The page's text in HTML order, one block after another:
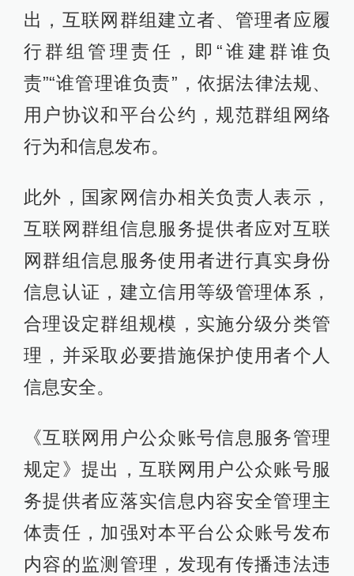
出，互联网群组建立者、管理者应履
行群组管理责任，即“谁建群谁负
责”“谁管理谁负责”，依据法律法规、
用户协议和平台公约，规范群组网络
行为和信息发布。
此外，国家网信办相关负责人表示，
互联网群组信息服务提供者应对互联
网群组信息服务使用者进行真实身份
信息认证，建立信用等级管理体系，
合理设定群组规模，实施分级分类管
理，并采取必要措施保护使用者个人
信息安全。
《互联网用户公众账号信息服务管理
规定》提出，互联网用户公众账号服
务提供者应落实信息内容安全管理主
体责任，加强对本平台公众账号发布
内容的监测管理，发现有传播违法违